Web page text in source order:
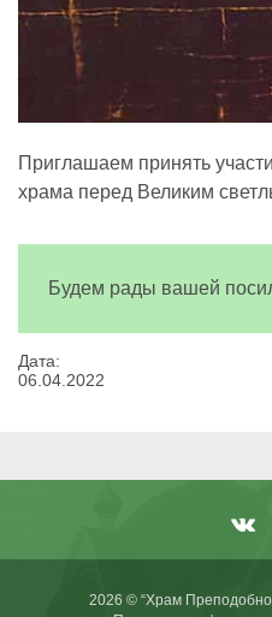
Приглашаем принять
храма перед Великим
Будем рады вашей
Дата:
06 04 2022
2026 © “Храм